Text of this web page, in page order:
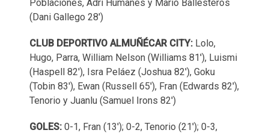
Poblaciones, Adri Humanes y Mario Ballesteros
(Dani Gallego 28')
CLUB DEPORTIVO ALMUÑÉCAR CITY: Lolo,
Hugo, Parra, William Nelson (Williams 81'), Luismi
(Haspell 82'), Isra Peláez (Joshua 82'), Goku
(Tobin 83'), Ewan (Russell 65'), Fran (Edwards 82'),
Tenorio y Juanlu (Samuel Irons 82')
GOLES: 0-1, Fran (13'); 0-2, Tenorio (21'); 0-3,